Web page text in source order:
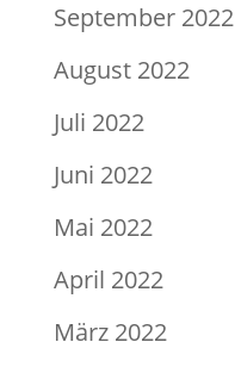
September 2022
August 2022
Juli 2022
Juni 2022
Mai 2022
April 2022
März 2022